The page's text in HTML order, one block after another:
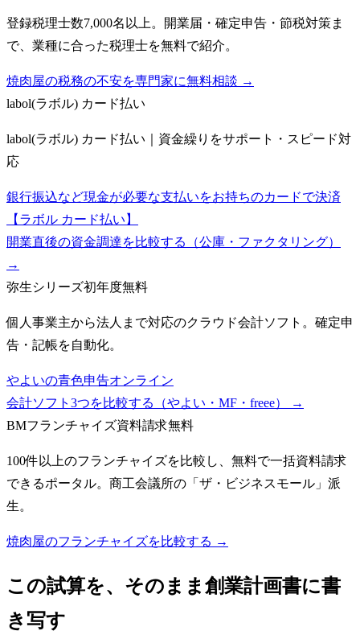
登録税理士数7,000名以上。開業届・確定申告・節税対策ま
で、業種に合った税理士を無料で紹介。
焼肉屋の税務の不安を専門家に無料相談 →
labol(ラボル) カード払い
labol(ラボル) カード払い｜資金繰りをサポート・スピード対
応
銀行振込など現金が必要な支払いをお持ちのカードで決済
【ラボル カード払い】
開業直後の資金調達を比較する（公庫・ファクタリング）
→
弥生シリーズ初年度無料
個人事業主から法人まで対応のクラウド会計ソフト。確定申
告・記帳を自動化。
やよいの青色申告オンライン
会計ソフト3つを比較する（やよい・MF・freee）
→
BMフランチャイズ資料請求無料
100件以上のフランチャイズを比較し、無料で一括資料請求
できるポータル。商工会議所の「ザ・ビジネスモール」派
生。
焼肉屋のフランチャイズを比較する →
この試算を、そのまま創業計画書に書
き写す